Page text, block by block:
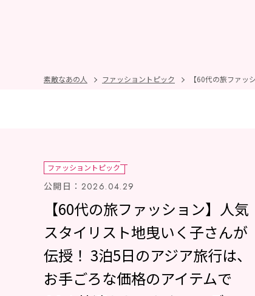
素敵なあの人 ファッショントピック 【60代の旅ファ
ファッショントピック
公開日： 2026.04.29
【60代の旅ファッション】人気
スタイリスト地曳いく子さんが
伝授！ 3泊5日のアジア旅行は、
お手ごろな価格のアイテムで